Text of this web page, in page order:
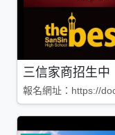
三信家商招生中
報名網址：https://